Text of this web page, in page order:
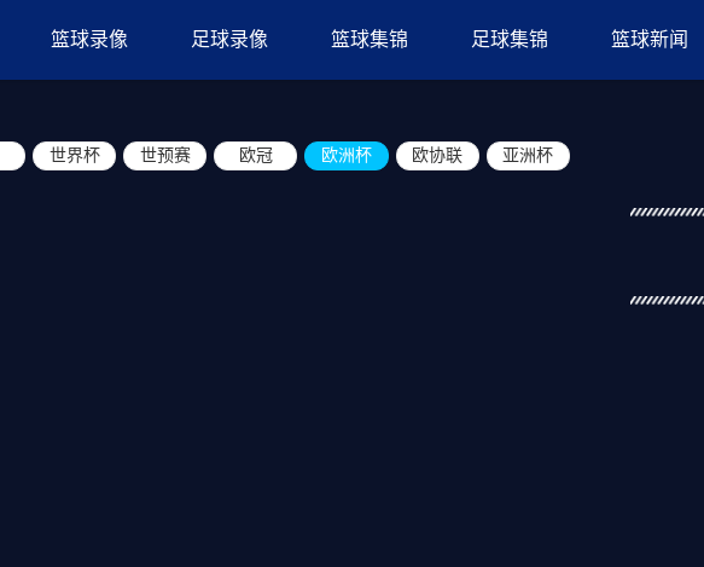
篮球录像 足球录像 篮球集锦 足球集锦 篮球新闻
世界杯 世预赛 欧冠 欧洲杯 欧协联 亚洲杯